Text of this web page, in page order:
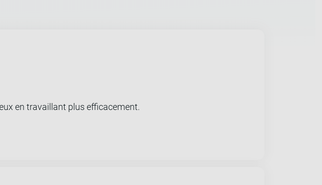
en travaillant plus efficacement.